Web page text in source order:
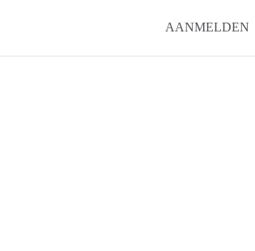
AANMELDEN